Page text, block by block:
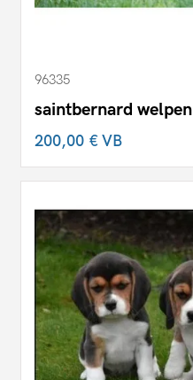
96335
saintbernard welpen
200,00 €VB